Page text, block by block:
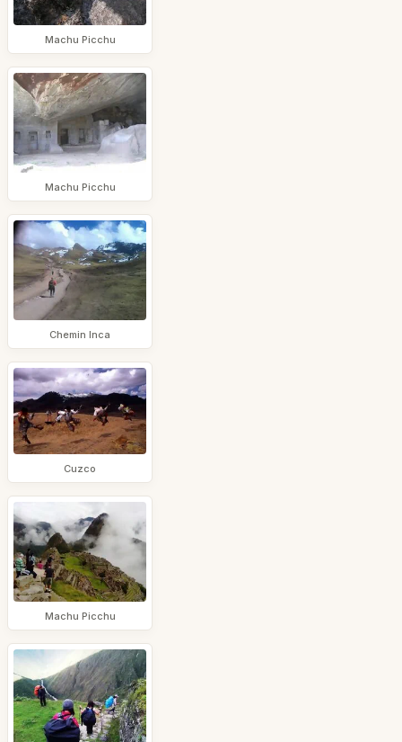
Machu Picchu
Machu Picchu
Chemin Inca
Cuzco
Machu Picchu